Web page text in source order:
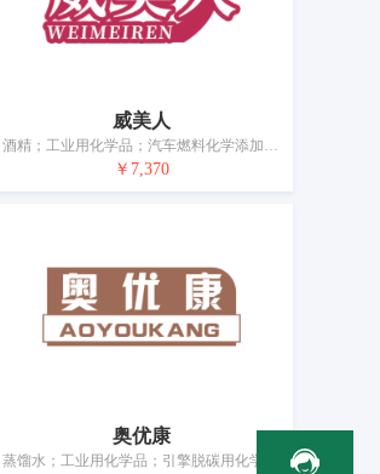
威美人
酒精；工业用化学品；汽车燃料化学添加剂；活性炭；除杀真菌剂、除草剂、杀虫剂、杀寄生虫剂外的农业化学品；生物化学催化剂；未加工合成树脂；肥料；食物防腐用化学品；工业用黏合剂
￥7,370
奥优康